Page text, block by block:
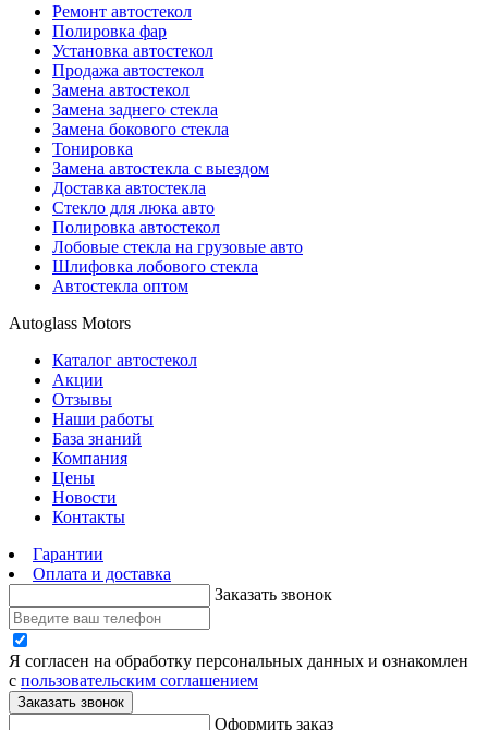
Ремонт автостекол
Полировка фар
Установка автостекол
Продажа автостекол
Замена автостекол
Замена заднего стекла
Замена бокового стекла
Тонировка
Замена автостекла с выездом
Доставка автостекла
Стекло для люка авто
Полировка автостекол
Лобовые стекла на грузовые авто
Шлифовка лобового стекла
Автостекла оптом
Autoglass Motors
Каталог автостекол
Акции
Отзывы
Наши работы
База знаний
Компания
Цены
Новости
Контакты
Гарантии
Оплата и доставка
Заказать звонок
Я согласен на обработку персональных данных и ознакомлен
с пользовательским соглашением
Заказать звонок
Оформить заказ